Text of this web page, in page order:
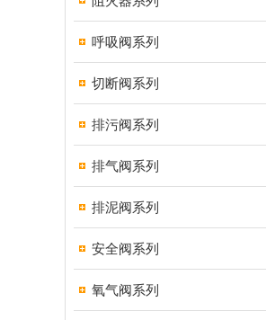
呼吸阀系列
切断阀系列
排污阀系列
排气阀系列
排泥阀系列
安全阀系列
氧气阀系列